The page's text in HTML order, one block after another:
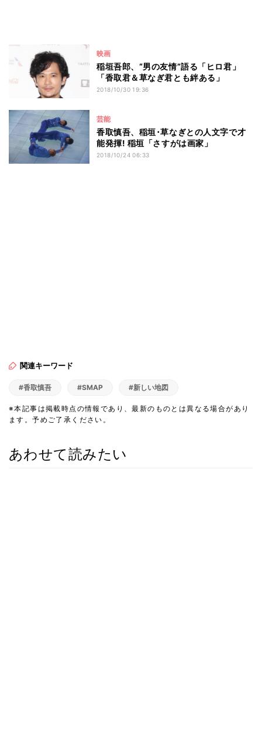
映画
稲垣吾郎、“男の友情”語る「ヒロ君」
「香取君＆草なぎ君とも絆ある」
2018/10/30 19:36
芸能
香取慎吾、稲垣･草なぎとの人文字で才
能発揮! 稲垣「さすがは画家」
2018/10/24 06:33
関連キーワード
#香取慎吾 #SMAP #新しい地図
※本記事は掲載時点の情報であり、最新のものとは異なる場合があり
ます。予めご了承ください。
あわせて読みたい